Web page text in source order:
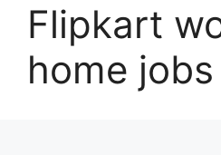
Flipkart
home jobs